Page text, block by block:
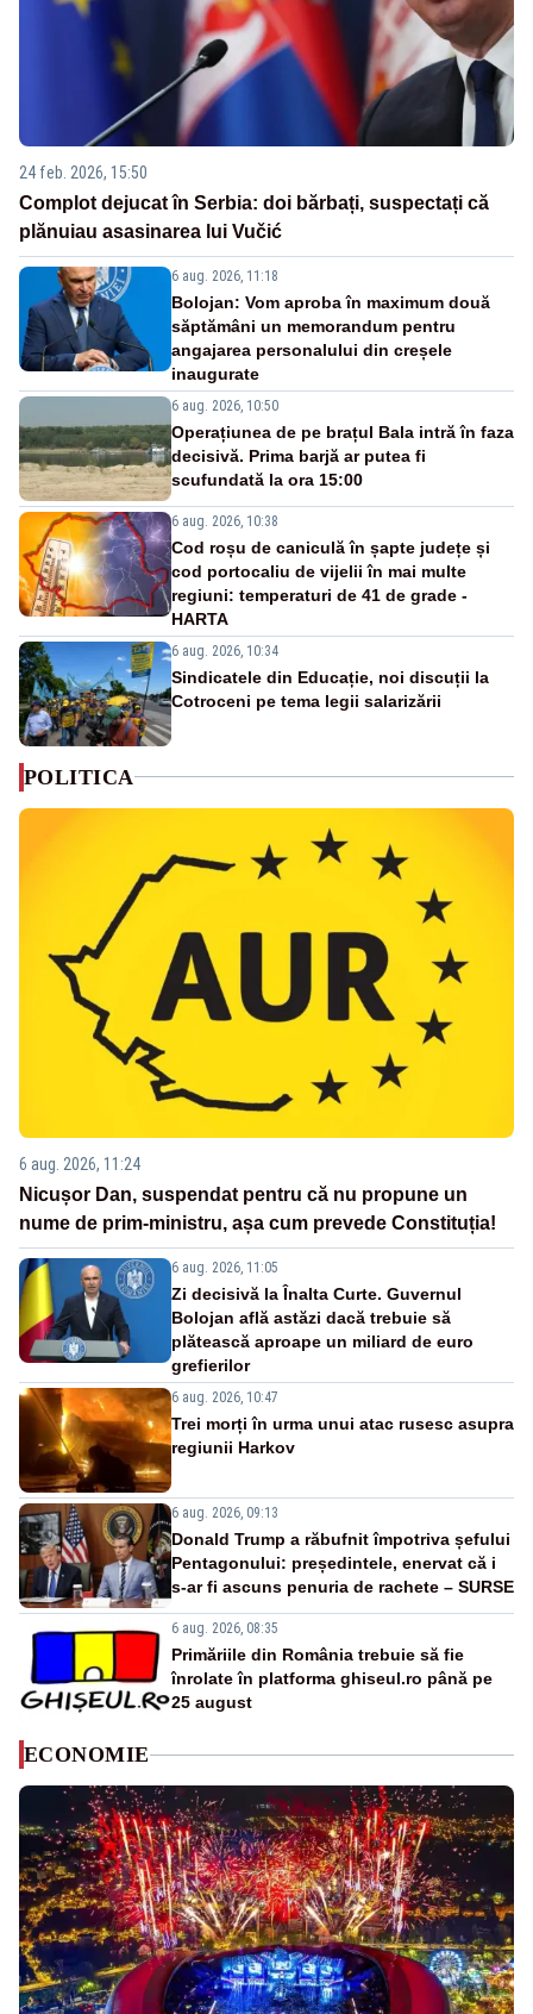
24 feb. 2026, 15:50
Complot dejucat în Serbia: doi bărbați, suspectați că
plănuiau asasinarea lui Vučić
6 aug. 2026, 11:18
Bolojan: Vom aproba în maximum două
săptămâni un memorandum pentru
angajarea personalului din creșele
inaugurate
6 aug. 2026, 10:50
Operațiunea de pe brațul Bala intră în faza
decisivă. Prima barjă ar putea fi
scufundată la ora 15:00
6 aug. 2026, 10:38
Cod roșu de caniculă în șapte județe și
cod portocaliu de vijelii în mai multe
regiuni: temperaturi de 41 de grade -
HARTA
6 aug. 2026, 10:34
Sindicatele din Educație, noi discuții la
Cotroceni pe tema legii salarizării
POLITICA
6 aug. 2026, 11:24
Nicușor Dan, suspendat pentru că nu propune un
nume de prim-ministru, așa cum prevede Constituția!
6 aug. 2026, 11:05
Zi decisivă la Înalta Curte. Guvernul
Bolojan află astăzi dacă trebuie să
plătească aproape un miliard de euro
grefierilor
6 aug. 2026, 10:47
Trei morți în urma unui atac rusesc asupra
regiunii Harkov
6 aug. 2026, 09:13
Donald Trump a răbufnit împotriva șefului
Pentagonului: președintele, enervat că i
s-ar fi ascuns penuria de rachete – SURSE
6 aug. 2026, 08:35
Primăriile din România trebuie să fie
înrolate în platforma ghiseul.ro până pe
25 august
ECONOMIE